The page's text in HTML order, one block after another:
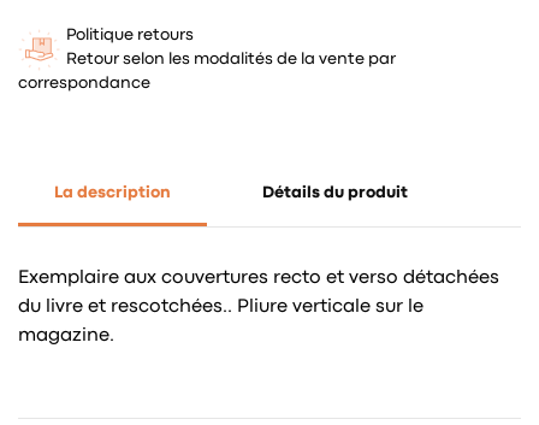
Politique retours
Retour selon les modalités de la vente par
correspondance
La description Détails du produit
Exemplaire aux couvertures recto et verso détachées
du livre et rescotchées.. Pliure verticale sur le
magazine.